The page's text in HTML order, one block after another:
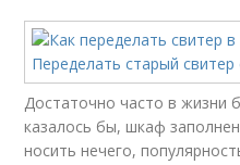
Достаточно часто в жизни
казалось бы, шкаф
носить нечего,